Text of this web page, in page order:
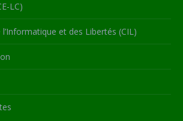
LC)
et des Libertés (CIL)